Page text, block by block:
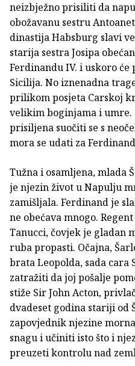
neizbježno prisiliti da
obožavanu sestru
dinastija Habsburg slavi
starija sestra Josipa
Ferdinandu IV. i uskoro
Sicilija. No iznenadna
prilikom posjeta Carskoj
velikim boginjama i umre.
prisiljena suočiti se s
mora se udati za
Tužna i osamljena, mlada
je njezin život u Napulju
zamišljala. Ferdinand je
ne obećava mnogo.
Tanucci, čovjek je gladan
ruba propasti. Očajna,
brata Leopolda, sada cara
zatražiti da joj pošalje
stiže Sir John Acton,
dvadeset godina stariji od
zapovjednik njezine
snagu i učiniti isto što i
preuzeti kontrolu nad